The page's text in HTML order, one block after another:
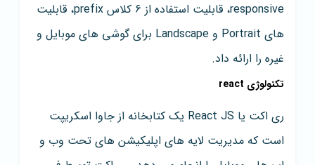
responsive، قابلیت استفاده از 6 کلاس prefix، قابلیت
های Portrait و Landscape برای گوشی های موبایل و
غیره را ارائه داد.
تکنولوژی react
ری اکت یا React JS یک کتابخانه از جاوا اسکریپت
است که مدیریت لایه های اپلیکیشن های تحت وب و